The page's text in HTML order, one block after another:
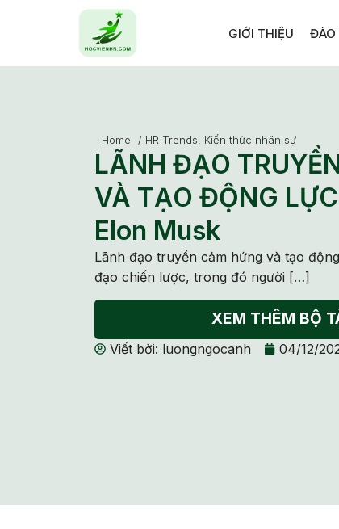
GIỚI THIỆU ĐÀO
Home / HR Trends, Kiến thức nhân sự
LÃNH ĐẠO
VÀ TẠO ĐỘNG
Elon Musk
Lãnh đạo truyền cảm hứng và tạo
đạo chiến lược, trong đó người […]
XEM THÊM BỘ
Viết bởi: luongngocanh 04/12/